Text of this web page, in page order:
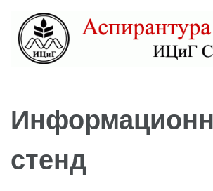
content
(Press
стенд